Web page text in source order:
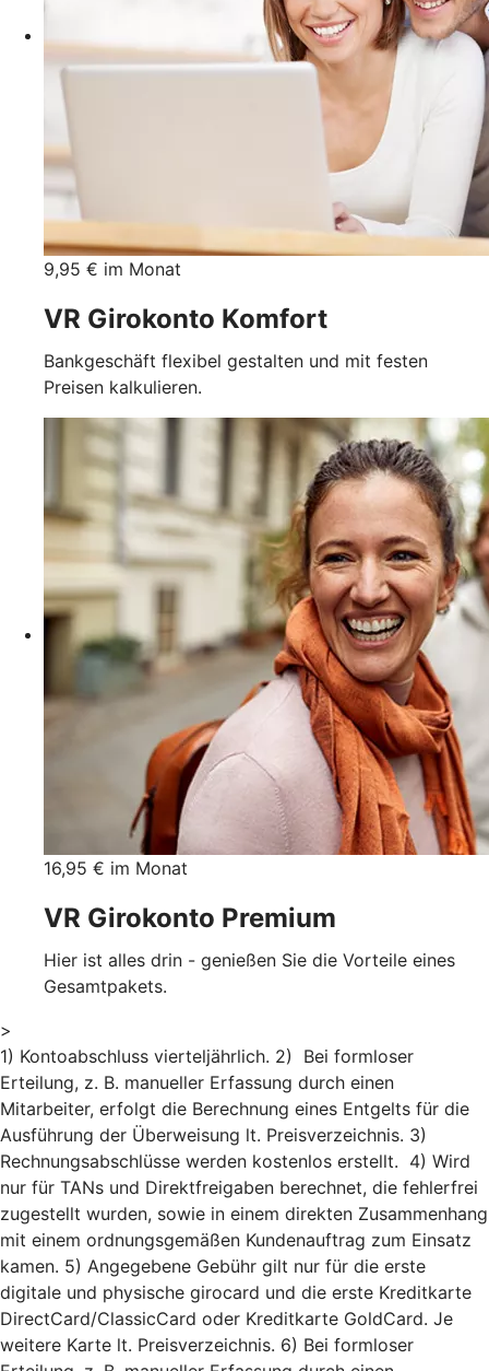
9,95 € im Monat
VR Girokonto Komfort
Bankgeschäft flexibel gestalten und mit festen
Preisen kalkulieren.
16,95 € im Monat
VR Girokonto Premium
Hier ist alles drin - genießen Sie die Vorteile eines
Gesamtpakets.
>
1) Kontoabschluss vierteljährlich. 2) Bei formloser
Erteilung, z. B. manueller Erfassung durch einen
Mitarbeiter, erfolgt die Berechnung eines Entgelts für die
Ausführung der Überweisung lt. Preisverzeichnis. 3)
Rechnungsabschlüsse werden kostenlos erstellt. 4) Wird
nur für TANs und Direktfreigaben berechnet, die fehlerfrei
zugestellt wurden, sowie in einem direkten Zusammenhang
mit einem ordnungsgemäßen Kundenauftrag zum Einsatz
kamen. 5) Angegebene Gebühr gilt nur für die erste
digitale und physische girocard und die erste Kreditkarte
DirectCard/ClassicCard oder Kreditkarte GoldCard. Je
weitere Karte lt. Preisverzeichnis. 6) Bei formloser